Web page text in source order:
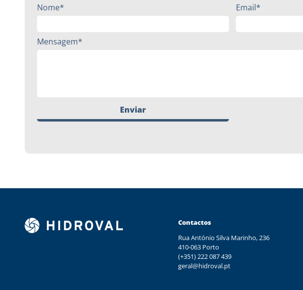
Nome* Email*
Mensagem*
Enviar
Contactos
Rua António Silva Marinho, 236
410-063 Porto
(+351) 222 087 439
geral@hidroval.pt